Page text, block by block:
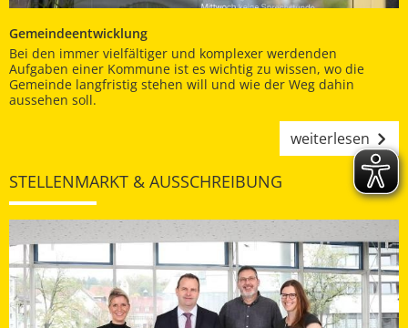
Gemeindeentwicklung
Bei den immer vielfältiger und komplexer werdenden
Aufgaben einer Kommune ist es wichtig zu wissen, wo die
Gemeinde langfristig stehen will und wie der Weg dahin
aussehen soll.
weiterlesen
STELLENMARKT & AUSSCHREIBUNG